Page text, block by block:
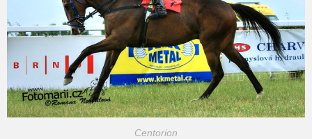
Centorion